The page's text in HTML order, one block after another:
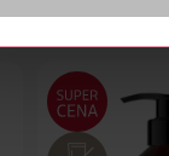
za pochopení. >